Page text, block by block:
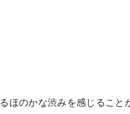
ほのかな渋みを感じるこ